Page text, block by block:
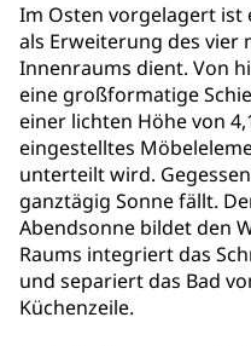
Im Osten vorgelagert ist
als Erweiterung des vier
Innenraums dient. Von
eine großformatige
einer lichten Höhe von
eingestelltes
unterteilt wird.
ganztägig Sonne fällt.
Abendsonne bildet den
Raums integriert das
und separiert das Bad
Küchenzeile.